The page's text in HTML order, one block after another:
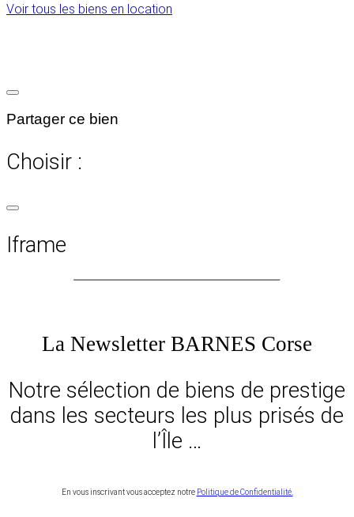
Voir tous les biens en location
Partager ce bien
Choisir :
Iframe
La Newsletter BARNES Corse
Notre sélection de biens de prestige
dans les secteurs les plus prisés de
l’Île …
En vous inscrivant vous acceptez notre Politique de Confidentialité.